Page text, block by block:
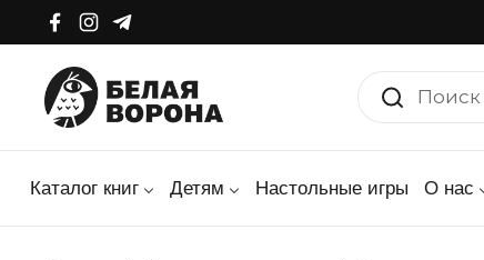
Перейти к материалу
Facebook
Instagram
Telegram
Каталог книг Детям Настольные игры О нас